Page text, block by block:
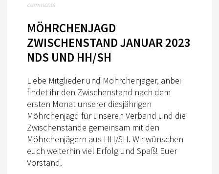
KIDS CLUB
JUNGPFERDEPROGRAMM
TRAINER
WESTERNREITEN
AUSBILDUNG
WESTERN-REITABZEICHEN
TRAINERAUSBILDUNG
AUSBILDUNG TURNIERFACHLEUTE
comments
MÖHRCHENJAGD
ZWISCHENSTAND JANUAR 2023
NDS UND HH/SH
Liebe Mitglieder und Möhrchenjäger, anbei
findet ihr den Zwischenstand nach dem
ersten Monat unserer diesjährigen
Möhrchenjagd für unseren Verband und die
Zwischenstände gemeinsam mit den
Möhrchenjägern aus HH/SH. Wir wünschen
euch weiterhin viel Erfolg und Spaß! Euer
Vorstand.